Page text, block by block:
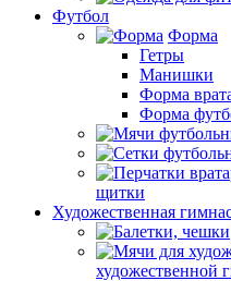
Футбол
Форма
Гетры
Манишки
Форма
Форма
щитки
Художественная
художественной